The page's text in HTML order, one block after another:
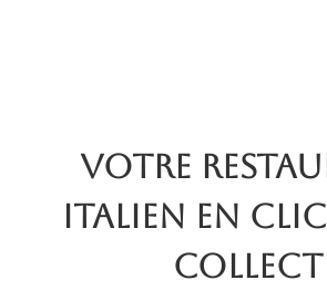
Votre
italien en
collect